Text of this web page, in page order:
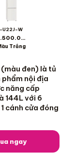
U22J-W
23.500.000
Trắng
đen) là tủ
nội địa
năng cấp
144L với 6
cánh cửa đóng
ngay